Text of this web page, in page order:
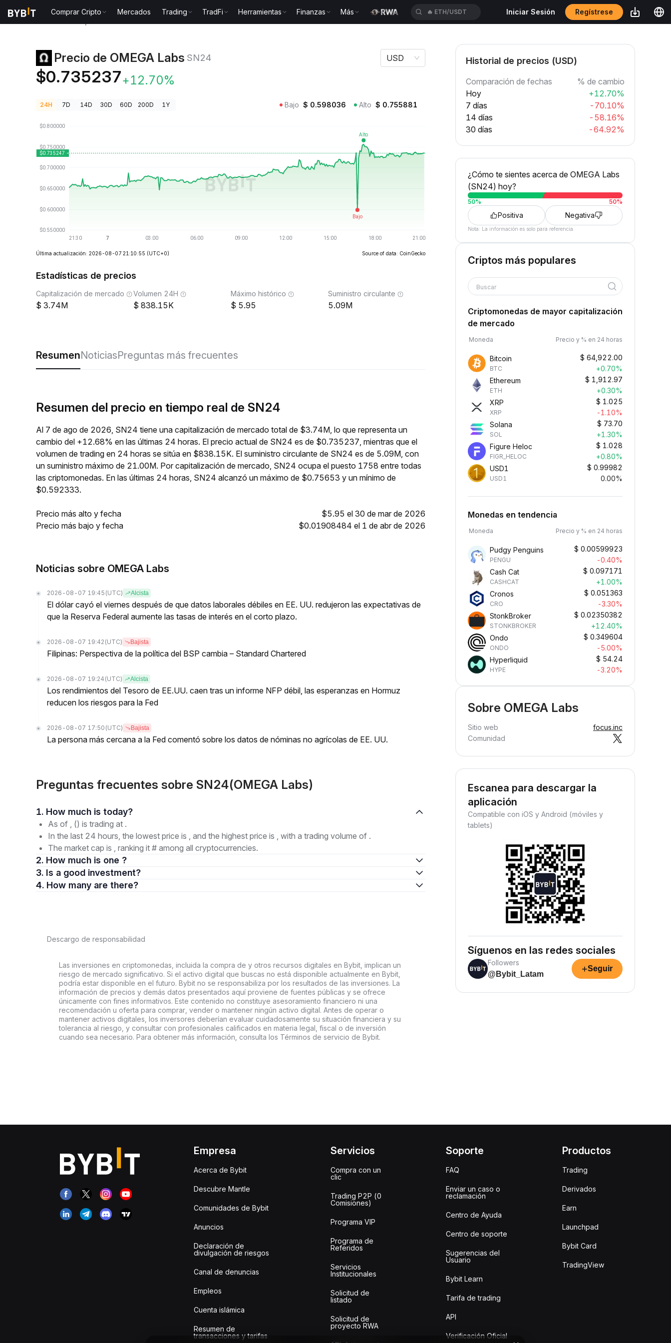
Comprar Cripto Mercados Trading TradFi Herramientas Finanzas Más 🔥 SPCXUSDT Iniciar Sesión Regístrese
Precio de OMEGA Labs SN24
$0.735237+12.70%
USD
24H 7D 14D 30D 60D 200D 1Y Bajo $ 0.598036 Alto $ 0.755881
Última actualización: 2026-08-07 21:10:55 (UTC+0) Source of data: CoinGecko
Estadísticas de precios
Capitalización de mercado
3.74M
Volumen 24H
838.15K
Máximo histórico
5.95
Suministro circulante
5.09M
ResumenNoticiasPreguntas más frecuentes
Resumen del precio en tiempo real de SN24
Al 7 de ago de 2026, SN24 tiene una capitalización de mercado total de $3.74M, lo que representa un
cambio del +12.68% en las últimas 24 horas. El precio actual de SN24 es de $0.735237, mientras que el
volumen de trading en 24 horas se sitúa en $838.15K. El suministro circulante de SN24 es de 5.09M, con
un suministro máximo de 21.00M. Por capitalización de mercado, SN24 ocupa el puesto 1758 entre todas
las criptomonedas. En las últimas 24 horas, SN24 alcanzó un máximo de $0.75653 y un mínimo de
$0.592333.
Precio más alto y fecha
$5.95 el 30 de mar de 2026
Precio más bajo y fecha
$0.01908484 el 1 de abr de 2026
Noticias sobre OMEGA Labs
2026-08-07 19:45 (UTC) Alcista
El dólar cayó el viernes después de que datos laborales débiles en EE. UU. redujeron las expectativas de
que la Reserva Federal aumente las tasas de interés en el corto plazo.
2026-08-07 19:42 (UTC) Bajista
Filipinas: Perspectiva de la política del BSP cambia – Standard Chartered
2026-08-07 19:24 (UTC) Alcista
Los rendimientos del Tesoro de EE.UU. caen tras un informe NFP débil, las esperanzas en Hormuz
reducen los riesgos para la Fed
2026-08-07 17:50 (UTC) Bajista
La persona más cercana a la Fed comentó sobre los datos de nóminas no agrícolas de EE. UU.
Preguntas frecuentes sobre SN24(OMEGA Labs)
1. How much is today?
As of , () is trading at .
In the last 24 hours, the lowest price is , and the highest price is , with a trading volume of .
The market cap is , ranking it # among all cryptocurrencies.
2. How much is one ?
3. Is a good investment?
4. How many are there?
Descargo de responsabilidad
Las inversiones en criptomonedas, incluida la compra de y otros recursos digitales en Bybit, implican un
riesgo de mercado significativo. Si el activo digital que buscas no está disponible actualmente en Bybit,
podría estar disponible en el futuro. Bybit no se responsabiliza por los resultados de las inversiones. La
información de precios y demás datos presentados aquí proviene de fuentes públicas y se ofrece
únicamente con fines informativos. Este contenido no constituye asesoramiento financiero ni una
recomendación u oferta para comprar, vender o mantener ningún activo digital. Antes de operar o
mantener activos digitales, los inversores deberían evaluar cuidadosamente su situación financiera y su
tolerancia al riesgo, y consultar con profesionales calificados en materia legal, fiscal o de inversión
cuando sea necesario. Para obtener más información, consulta los Términos de servicio de Bybit.
Historial de precios (USD)
Comparación de fechas
% de cambio
Hoy
+12.70%
7 días
-70.10%
14 días
-58.16%
30 días
-64.92%
¿Cómo te sientes acerca de OMEGA Labs
(SN24) hoy?
50% 50%
Positiva Negativa
Nota: La información es solo para referencia.
Criptos más populares
Buscar
Criptomonedas de mayor capitalización
de mercado
Moneda Precio y % en 24 horas
Bitcoin
BTC
$ 64,922.00
+0.70%
Ethereum
ETH
$ 1,912.97
+0.30%
XRP
XRP
$ 1.025
-1.10%
Solana
SOL
$ 73.70
+1.30%
Figure Heloc
FIGR_HELOC
$ 1.028
+0.80%
USD1
USD1
$ 0.99982
0.00%
Monedas en tendencia
Moneda Precio y % en 24 horas
Pudgy Penguins
PENGU
$ 0.00599923
-0.40%
Cash Cat
CASHCAT
$ 0.097171
+1.00%
Cronos
CRO
$ 0.051363
-3.30%
StonkBroker
STONKBROKER
$ 0.02350382
+12.40%
Ondo
ONDO
$ 0.349604
-5.00%
Hyperliquid
HYPE
$ 54.24
-3.20%
Sobre OMEGA Labs
Sitio web
focus.inc
Comunidad
Escanea para descargar la
aplicación
Compatible con iOS y Android (móviles y
tablets)
Síguenos en las redes sociales
Followers
@Bybit_Latam
+Seguir
Empresa
Acerca de Bybit
Descubre Mantle
Comunidades de Bybit
Anuncios
Declaración de
divulgación de riesgos
Canal de denuncias
Empleos
Cuenta islámica
Resumen de
transacciones y tarifas
Servicios
Compra con un
clic
Trading P2P (0
Comisiones)
Programa VIP
Programa de
Referidos
Servicios
Institucionales
Solicitud de
listado
Solicitud de
proyecto RWA
Soporte
FAQ
Enviar un caso o
reclamación
Centro de Ayuda
Centro de soporte
Sugerencias del
Usuario
Bybit Learn
Tarifa de trading
API
Verificación Oficial
Productos
Trading
Derivados
Earn
Launchpad
Bybit Card
TradingView